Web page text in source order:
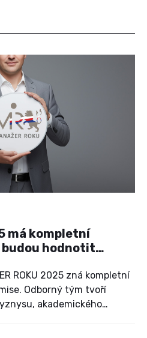
má kompletní
hodnotit
ROKU 2025 zná kompletní
Odborný tým tvoří
akademického